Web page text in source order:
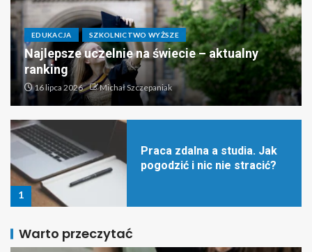
EDUKACJA SZKOLNICTWO WYŻSZE
Najlepsze uniwersytety w Polsce – ranking i
kryteria wyboru
4 lipca 2026 Michał Szczepaniak
5
Praca zdalna a studia. Jak
pogodzić i nic nie stracić?
2
Rozmowa kwalifikacyjna –
co powinieneś o niej
wiedzieć?
Warto przeczytać